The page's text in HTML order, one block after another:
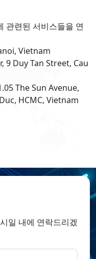
관련된 서비스들을 연
Vietnam
9 Duy Tan Street, Cau
The Sun Avenue,
HCMC, Vietnam
일 내에 연락드리겠